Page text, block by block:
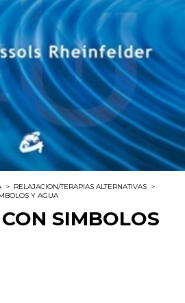
> RELAJACION/TERAPIAS ALTERNATIVAS >
Y AGUA
SIMBOLOS